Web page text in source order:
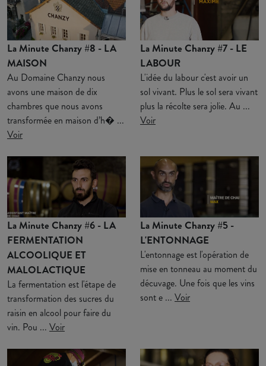
La Minute Chanzy #8 - LA
MAISON
Au Domaine Chanzy nous
avons une maison de dix
chambres que nous avons
transformée en maison d’h� ...
Voir
La Minute Chanzy #7 - LE
LABOUR
L'idée du labour c'est avoir un
sol vivant. Plus le sol sera vivant
plus la récolte sera jolie. Au ...
Voir
La Minute Chanzy #6 - LA
FERMENTATION
ALCOOLIQUE ET
MALOLACTIQUE
La fermentation est l'étape de
transformation des sucres du
raisin en alcool pour faire du
vin. Pou ... Voir
La Minute Chanzy #5 -
L'ENTONNAGE
L'entonnage est l'opération de
mise en tonneau au moment du
décuvage. Une fois que les vins
sont e ... Voir